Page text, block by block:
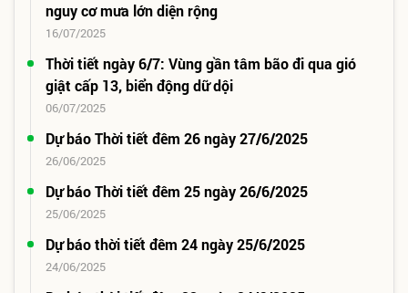
nguy cơ mưa lớn diện rộng
16/07/2025
Thời tiết ngày 6/7: Vùng gần tâm bão đi qua gió
giật cấp 13, biển động dữ dội
06/07/2025
Dự báo Thời tiết đêm 26 ngày 27/6/2025
26/06/2025
Dự báo Thời tiết đêm 25 ngày 26/6/2025
25/06/2025
Dự báo thời tiết đêm 24 ngày 25/6/2025
24/06/2025